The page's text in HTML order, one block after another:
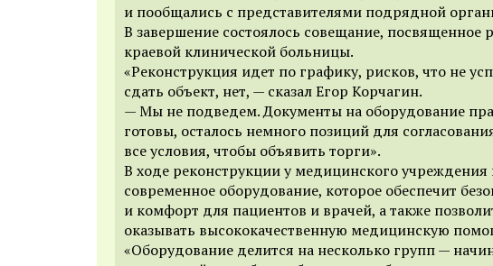
и пообщались с представителями подрядной
В завершение состоялось совещание, посвященное
краевой клинической больницы.
«Реконструкция идет по графику, рисков, что не
сдать объект, нет, — сказал Егор Корчагин.
— Мы не подведем. Документы на оборудование
готовы, осталось немного позиций для
все условия, чтобы объявить торги».
В ходе реконструкции у медицинского учреждения
современное оборудование, которое обеспечит
и комфорт для пациентов и врачей, а также
оказывать высококачественную медицинскую
«Оборудование делится на несколько групп —